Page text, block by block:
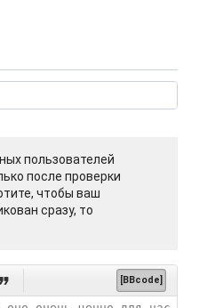
пользователей
после проверки
чтобы ваш
сразу, то
[BBcode]